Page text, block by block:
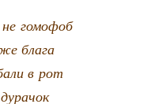
гомофоб
блага
в рот